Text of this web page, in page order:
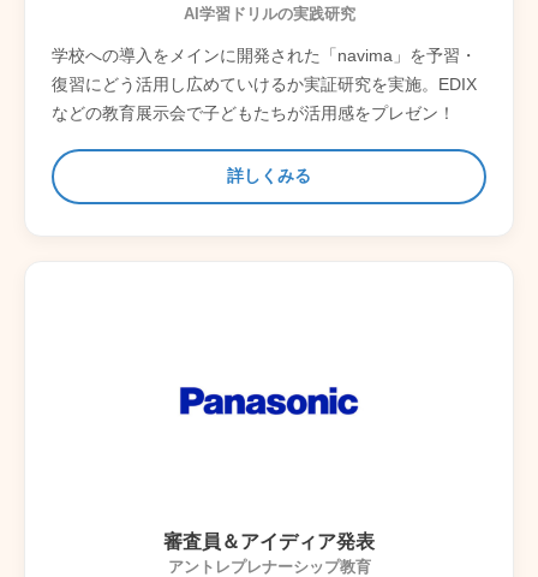
AI学習ドリルの実践研究
学校への導入をメインに開発された「navima」を予習・
復習にどう活用し広めていけるか実証研究を実施。EDIX
などの教育展示会で子どもたちが活用感をプレゼン！
詳しくみる
審査員＆アイディア発表
アントレプレナーシップ教育